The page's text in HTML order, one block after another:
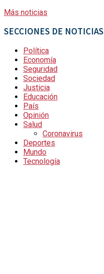
Más noticias
SECCIONES DE NOTICIAS
Política
Economía
Seguridad
Sociedad
Justicia
Educación
País
Opinión
Salud
Coronavirus
Deportes
Mundo
Tecnología